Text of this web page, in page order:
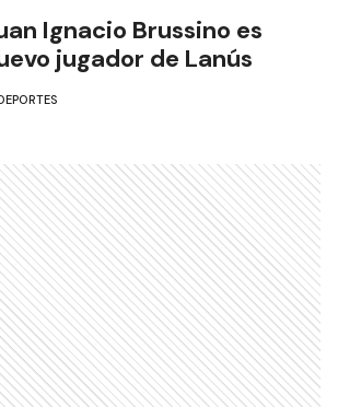
Ignacio Brussino es
jugador de Lanús